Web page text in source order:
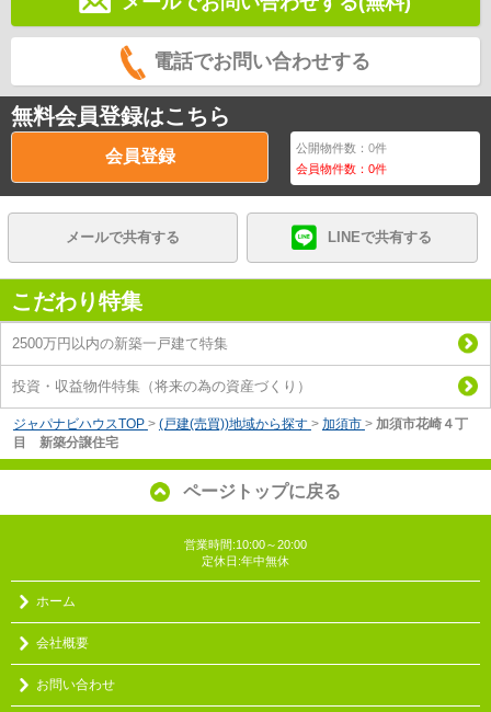
電話でお問い合わせする
無料会員登録はこちら
会員登録 公開物件数：0件
会員物件数：0件
メールで共有する LINEで共有する
こだわり特集
2500万円以内の新築一戸建て特集
投資・収益物件特集（将来の為の資産づくり）
ジャパナビハウスTOP > (戸建(売買))地域から探す > 加須市 > 加須市花崎４丁
目 新築分譲住宅
ページトップに戻る
営業時間:10:00～20:00
定休日:年中無休
ホーム
会社概要
お問い合わせ